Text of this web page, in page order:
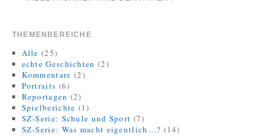
THEMENBEREICHE
Alle (25)
echte Geschichten (2)
Kommentare (2)
Portraits (6)
Reportagen (2)
Spielberichte (1)
SZ-Serie: Schule und Sport (7)
SZ-Serie: Was macht eigentlich…? (14)